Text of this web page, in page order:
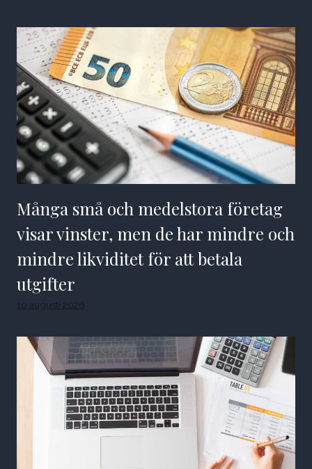
Många små och medelstora företag
visar vinster, men de har mindre och
mindre likviditet för att betala
utgifter
10 augusti 2026